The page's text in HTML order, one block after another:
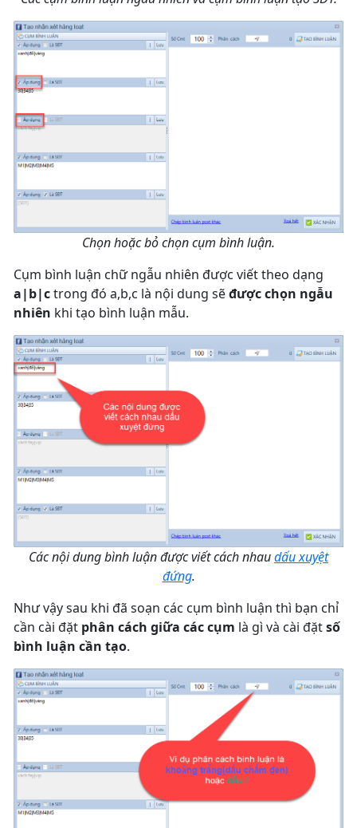
Chọn hoặc bỏ chọn cụm bình luận.
Cụm bình luận chữ ngẫu nhiên được viết theo dạng
a|b|ctrong đó a,b,c là nội dung sẽđược chọn ngẫu
nhiên khi tạo bình luận mẫu.
Các nội dung bình luận được viết cách nhaudấu xuyệt
đứng.
Như vậy sau khi đã soạn các cụm bình luận thì bạn chỉ
cần cài đặt phân cách giữa các cụm là gì và cài đặtsố
bình luận cần tạo.